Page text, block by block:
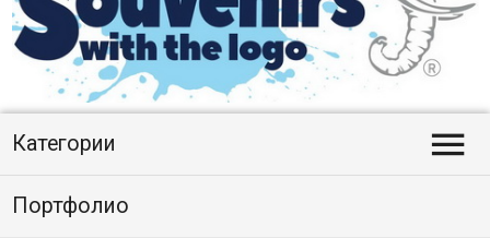
Категории 
Портфолио